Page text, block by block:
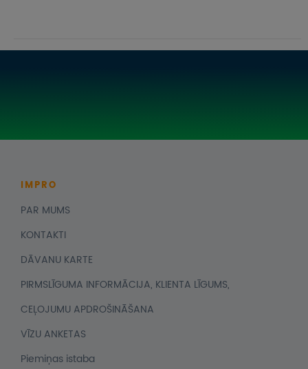
IMPRO
PAR MUMS
KONTAKTI
DĀVANU KARTE
PIRMSLĪGUMA INFORMĀCIJA, KLIENTA LĪGUMS,
CEĻOJUMU APDROŠINĀŠANA
VĪZU ANKETAS
Piemiņas istaba